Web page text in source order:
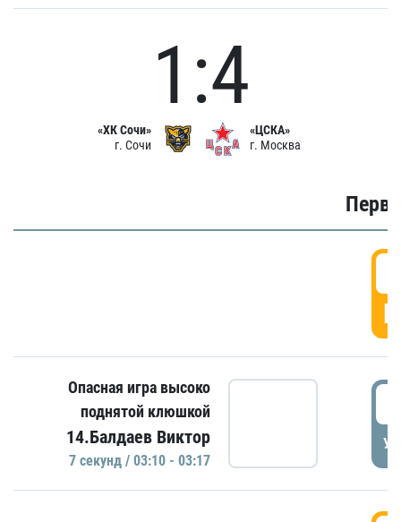
«ХК Сочи»
г. Сочи
1:4
«ЦСКА»
г. Москва
Опасная игра высоко
поднятой клюшкой
14.Балдаев Виктор
7 секунд / 03:10 - 03:17